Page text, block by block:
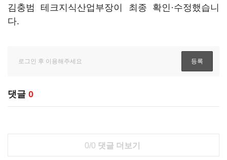
김충범 테크지식산업부장이 최종 확인·수정했습니
다.
댓글 0
0/0 댓글 더보기